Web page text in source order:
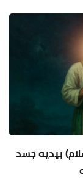
بيديه جسد